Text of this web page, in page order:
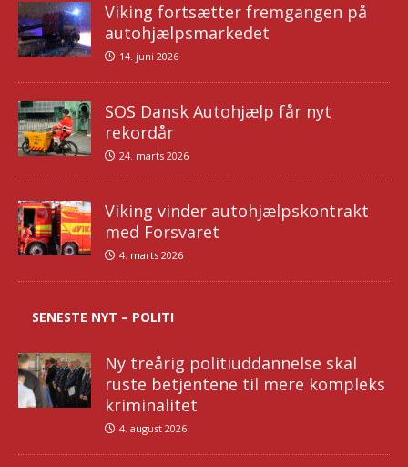
Viking fortsætter fremgangen på
autohjælpsmarkedet
14. juni 2026
SOS Dansk Autohjælp får nyt
rekordår
24. marts 2026
Viking vinder autohjælpskontrakt
med Forsvaret
4. marts 2026
SENESTE NYT – POLITI
Ny treårig politiuddannelse skal
ruste betjentene til mere kompleks
kriminalitet
4. august 2026